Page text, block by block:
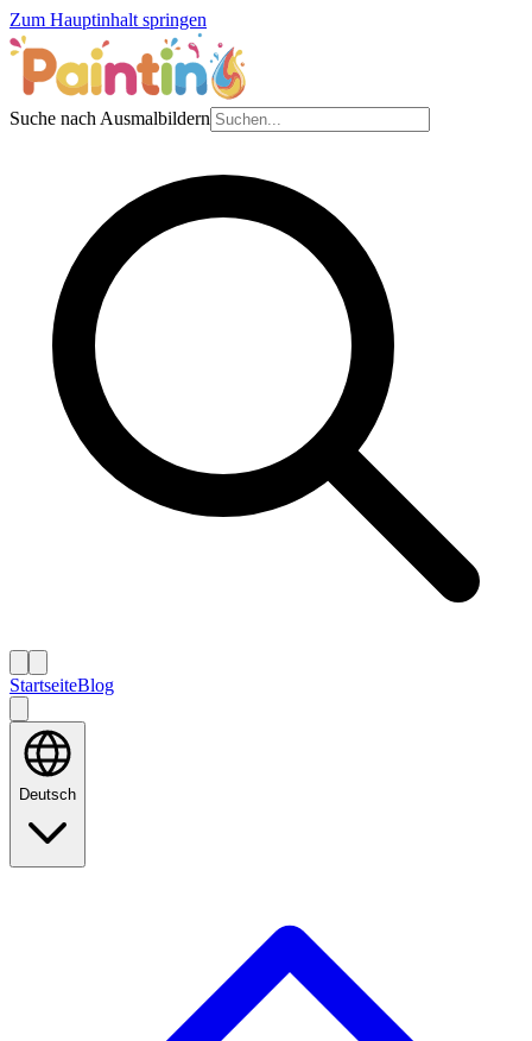
Zum Hauptinhalt springen
Suche nach Ausmalbildern
StartseiteBlog
Deutsch